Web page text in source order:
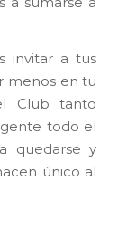
invitar a tus
menos en tu
Club tanto
todo el
quedarse y
único al